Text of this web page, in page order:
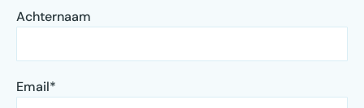
Achternaam
Email*